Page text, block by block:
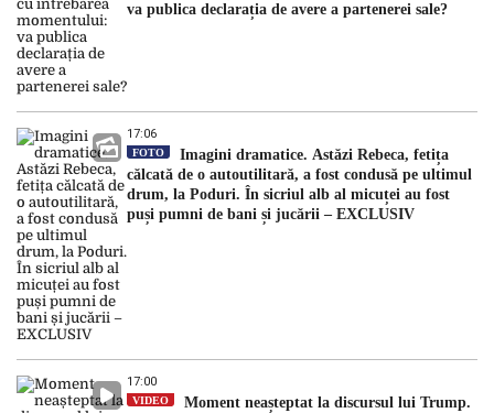
va publica declarația de avere a partenerei sale?
17:06
FOTO
Imagini dramatice. Astăzi Rebeca, fetița
călcată de o autoutilitară, a fost condusă pe ultimul
drum, la Poduri. În sicriul alb al micuței au fost
puși pumni de bani și jucării – EXCLUSIV
17:00
VIDEO
Moment neașteptat la discursul lui Trump.